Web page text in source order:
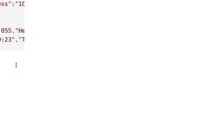
: "10.0.4.79"
, "Heap"
, "Total"